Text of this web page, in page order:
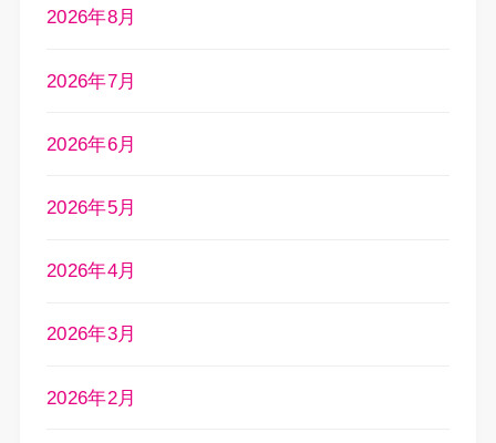
2026年8月
2026年7月
2026年6月
2026年5月
2026年4月
2026年3月
2026年2月